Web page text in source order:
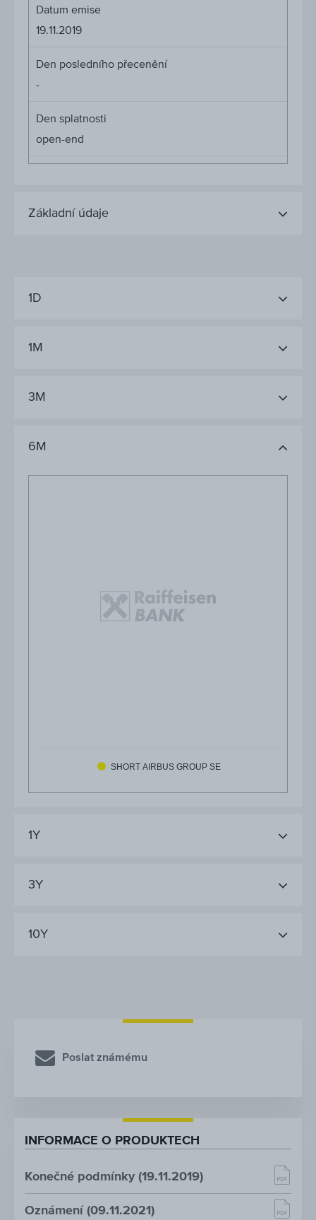
Datum emise
19.11.2019
Den posledního přecenění
-
Den splatnosti
open-end
Základní údaje
1D
1M
3M
6M
SHORT AIRBUS GROUP SE
1Y
3Y
10Y
Poslat známému
INFORMACE O PRODUKTECH
Konečné podmínky (19.11.2019)
Oznámení (09.11.2021)